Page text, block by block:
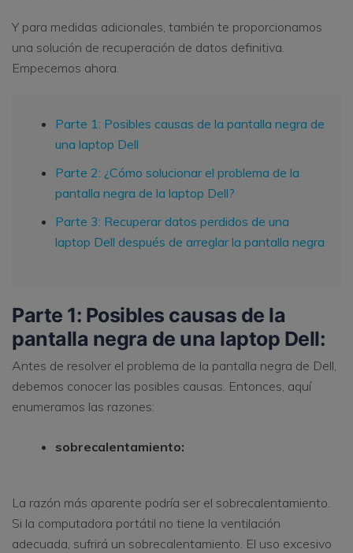
Y para medidas adicionales, también te proporcionamos
una solución de recuperación de datos definitiva.
Empecemos ahora.
Parte 1: Posibles causas de la pantalla negra de
una laptop Dell
Parte 2: ¿Cómo solucionar el problema de la
pantalla negra de la laptop Dell?
Parte 3: Recuperar datos perdidos de una
laptop Dell después de arreglar la pantalla negra
Parte 1: Posibles causas de la
pantalla negra de una laptop Dell:
Antes de resolver el problema de la pantalla negra de Dell,
debemos conocer las posibles causas. Entonces, aquí
enumeramos las razones:
sobrecalentamiento:
La razón más aparente podría ser el sobrecalentamiento.
Si la computadora portátil no tiene la ventilación
adecuada, sufrirá un sobrecalentamiento. El uso excesivo